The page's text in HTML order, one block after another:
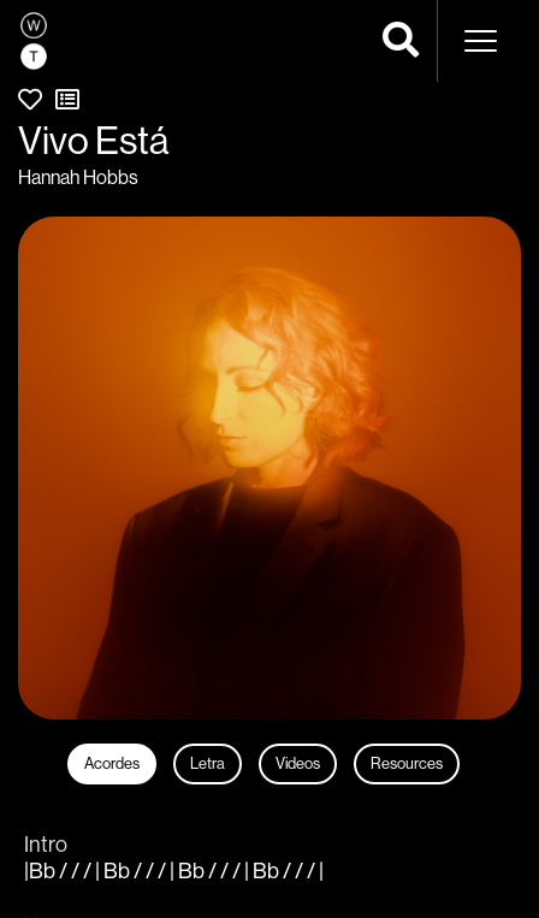
Vivo Está
Hannah Hobbs
Acordes Letra Videos Resources
Intro
|Bb / / / | Bb / / / | Bb / / / | Bb / / / |